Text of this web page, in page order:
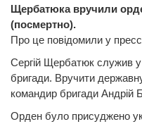
Щербатюка вручили
(посмертно).
Про це повідомили у
Сергій Щербатюк служив у
бригади. Вручити
командир бригади Андрій
Орден було присуджено